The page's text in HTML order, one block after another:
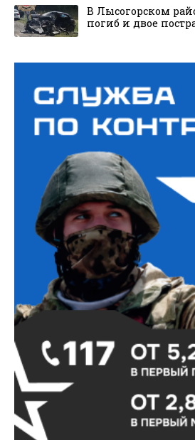
В Лысогорском
погиб и двое